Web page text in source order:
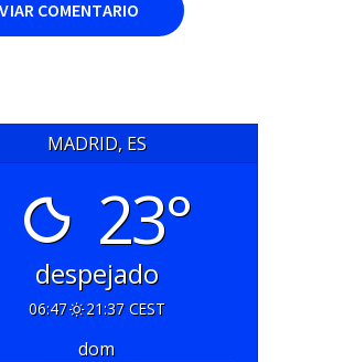
MADRID, ES
23°
despejado
06:47 21:37 CEST
dom